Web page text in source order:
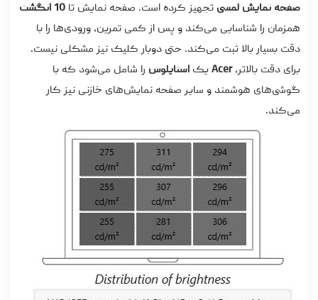
صفحه نمایش لمسی تجهیز کرده است. صفحه نمایش تا 10 انگشت
همزمان را شناسایی می‌کند و پس از کمی تمرین، ورودی‌ها را با
دقت بسیار بالا ثبت می‌کند. حتی دوبار کلیک نیز مشکلی نیست.
برای دقت بالاتر،Acer یک استایلوس را شامل می‌شود که با
گوشی‌های هوشمند و سایر صفحه نمایش‌های خازنی نیز کار
می‌کند.